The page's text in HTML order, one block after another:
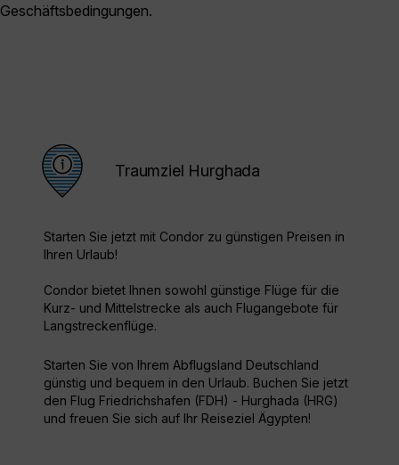
Geschäftsbedingungen.
Traumziel Hurghada
Starten Sie jetzt mit Condor zu günstigen Preisen in
Ihren Urlaub!
Condor bietet Ihnen sowohl günstige Flüge für die
Kurz- und Mittelstrecke als auch Flugangebote für
Langstreckenflüge.
Starten Sie von Ihrem Abflugsland Deutschland
günstig und bequem in den Urlaub. Buchen Sie jetzt
den Flug Friedrichshafen (FDH) - Hurghada (HRG)
und freuen Sie sich auf Ihr Reiseziel Ägypten!